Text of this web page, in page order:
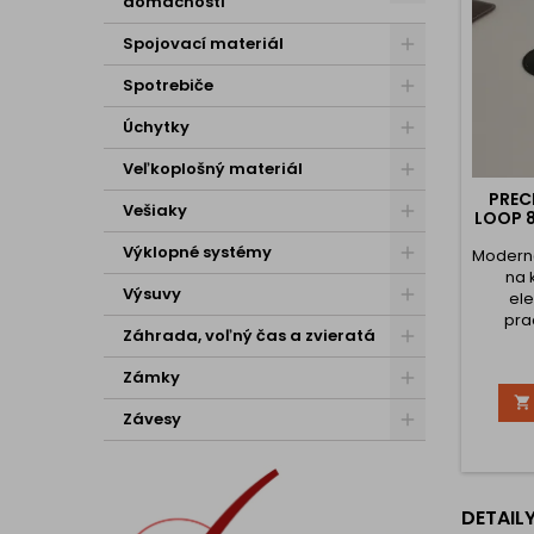
Spojovací materiál
Spotrebiče
Úchytky
Veľkoplošný materiál
Vešiaky
Výklopné systémy
Výsuvy
Záhrada, voľný čas a zvieratá
Zámky
Závesy
LOOP
na
